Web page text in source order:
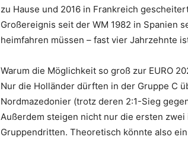
zu Hause und 2016 in Frankreich
Großereignis seit der WM 1982 in Spanien
heimfahren müssen – fast vier Jahrzehnte
Warum die Möglichkeit so groß zur EURO
Nur die Holländer dürften in der Gruppe C
Nordmazedonier (trotz deren 2:1-Sieg
Außerdem steigen nicht nur die ersten
Gruppendritten. Theoretisch könnte also